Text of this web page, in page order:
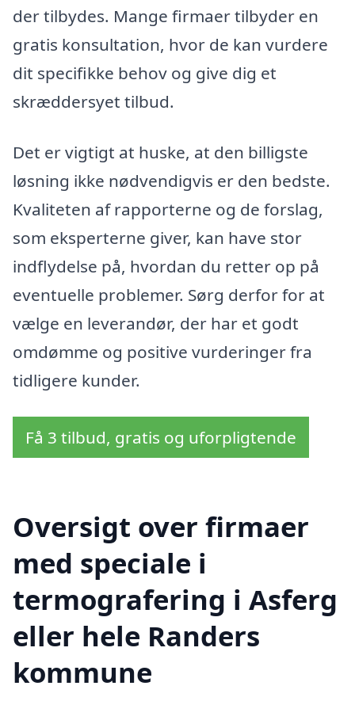
der tilbydes. Mange firmaer tilbyder en
gratis konsultation, hvor de kan vurdere
dit specifikke behov og give dig et
skræddersyet tilbud.
Det er vigtigt at huske, at den billigste
løsning ikke nødvendigvis er den bedste.
Kvaliteten af rapporterne og de forslag,
som eksperterne giver, kan have stor
indflydelse på, hvordan du retter op på
eventuelle problemer. Sørg derfor for at
vælge en leverandør, der har et godt
omdømme og positive vurderinger fra
tidligere kunder.
Få 3 tilbud, gratis og uforpligtende
Oversigt over firmaer
med speciale i
termografering i Asferg
eller hele Randers
kommune